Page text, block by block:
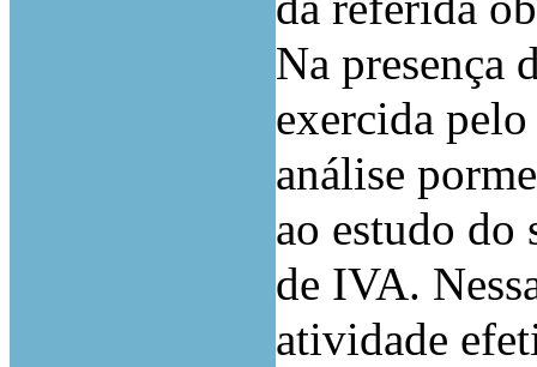
Na presença
exercida
análise
ao estudo do
de IVA.
atividade